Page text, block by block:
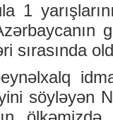
1
sırasında
söyləyən